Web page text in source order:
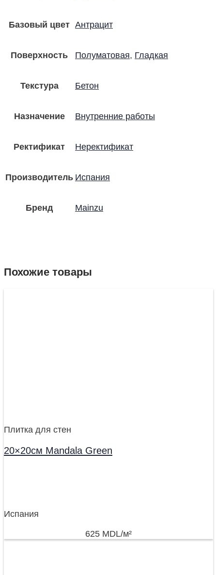
Базовый цвет Антрацит
Поверхность Полуматовая, Гладкая
Текстура Бетон
Назначение Внутренние работы
Ректификат Неректификат
Производитель Испания
Бренд Mainzu
Похожие товары
Плитка для стен
20×20см Mandala Green
Испания
625 MDL/м²